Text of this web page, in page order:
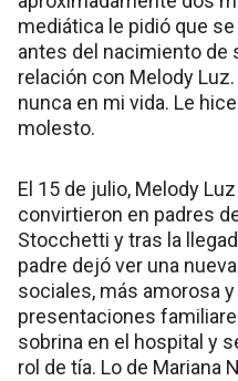
mediática le pidió que
antes del nacimiento de
relación con Melody
nunca en mi vida. Le
molesto.
El 15 de julio, Melody
convirtieron en padres
Stocchetti y tras la
padre dejó ver una
sociales, más amorosa
presentaciones
sobrina en el hospital y
rol de tía. Lo de Mariana